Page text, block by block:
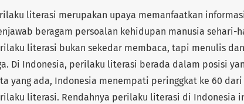
literasi merupakan upaya memanfaatkan
beragam persoalan kehidupan manusia sehari-
literasi bukan sekedar membaca, tapi menulis
Di Indonesia, perilaku literasi berada dalam posisi
yang ada, Indonesia menempati peringgkat ke 60
literasi. Rendahnya perilaku literasi di Indonesia